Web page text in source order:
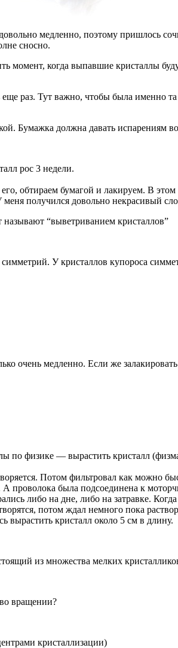
медленно, поэтому пришлось
сносно.
момент, когда выпавшие кристаллы
раз. Тут важно, чтобы была именно
Бумажка должна давать испарениям
рос 3 недели.
обтираем бумагой и лакируем. В
получился довольно некрасивый
называют “выветриванием кристаллов”
У кристаллов купороса
очень медленно. Если же
по физике — вырастить кристалл
Потом фильтровал как можно
А проволока была подсоединена к
либо на дне, либо на затравке.
потом ждал немного пока
вырастить кристалл около 5 см в длину.
из множества мелких
вращении?
кристаллизации)